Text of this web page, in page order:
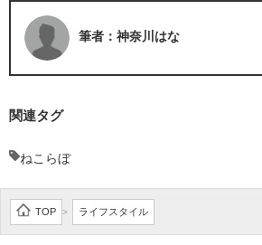
筆者：神奈川はな
関連タグ
ねこらぼ
TOP > ライフスタイル